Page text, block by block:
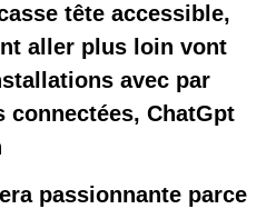
tête accessible,
aller plus loin vont
avec par
connectées, ChatGpt
passionnante parce